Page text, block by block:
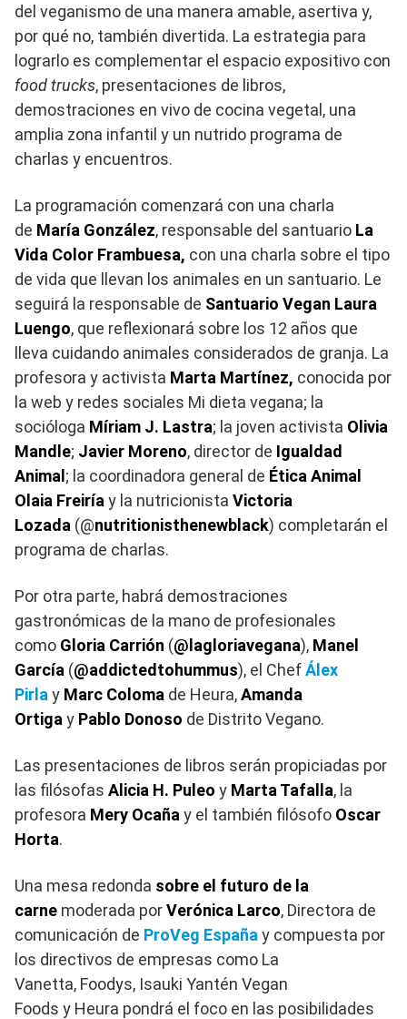
del veganismo de una manera amable, asertiva y,
por qué no, también divertida. La estrategia para
lograrlo es complementar el espacio expositivo con
food trucks, presentaciones de libros,
demostraciones en vivo de cocina vegetal, una
amplia zona infantil y un nutrido programa de
charlas y encuentros.
La programación comenzará con una charla
de María González, responsable del santuario La
Vida Color Frambuesa, con una charla sobre el tipo
de vida que llevan los animales en un santuario. Le
seguirá la responsable de Santuario Vegan Laura
Luengo, que reflexionará sobre los 12 años que
lleva cuidando animales considerados de granja. La
profesora y activista Marta Martínez, conocida por
la web y redes sociales Mi dieta vegana; la
socióloga Míriam J. Lastra; la joven activista Olivia
Mandle; Javier Moreno, director de Igualdad
Animal; la coordinadora general de Ética Animal
Olaia Freiría y la nutricionista Victoria
Lozada (@nutritionisthenewblack) completarán el
programa de charlas.
Por otra parte, habrá demostraciones
gastronómicas de la mano de profesionales
como Gloria Carrión (@lagloriavegana), Manel
García (@addictedtohummus), el ChefÁlex
Pirla y Marc Coloma de Heura,Amanda
Ortiga y Pablo Donoso de Distrito Vegano.
Las presentaciones de libros serán propiciadas por
las filósofas Alicia H. Puleo y Marta Tafalla, la
profesora Mery Ocaña y el también filósofo Oscar
Horta.
Una mesa redonda sobre el futuro de la
carne moderada porVerónica Larco, Directora de
comunicación de ProVeg España y compuesta por
los directivos de empresas como La
Vanetta, Foodys, Isauki Yantén Vegan
Foods y Heura pondrá el foco en las posibilidades